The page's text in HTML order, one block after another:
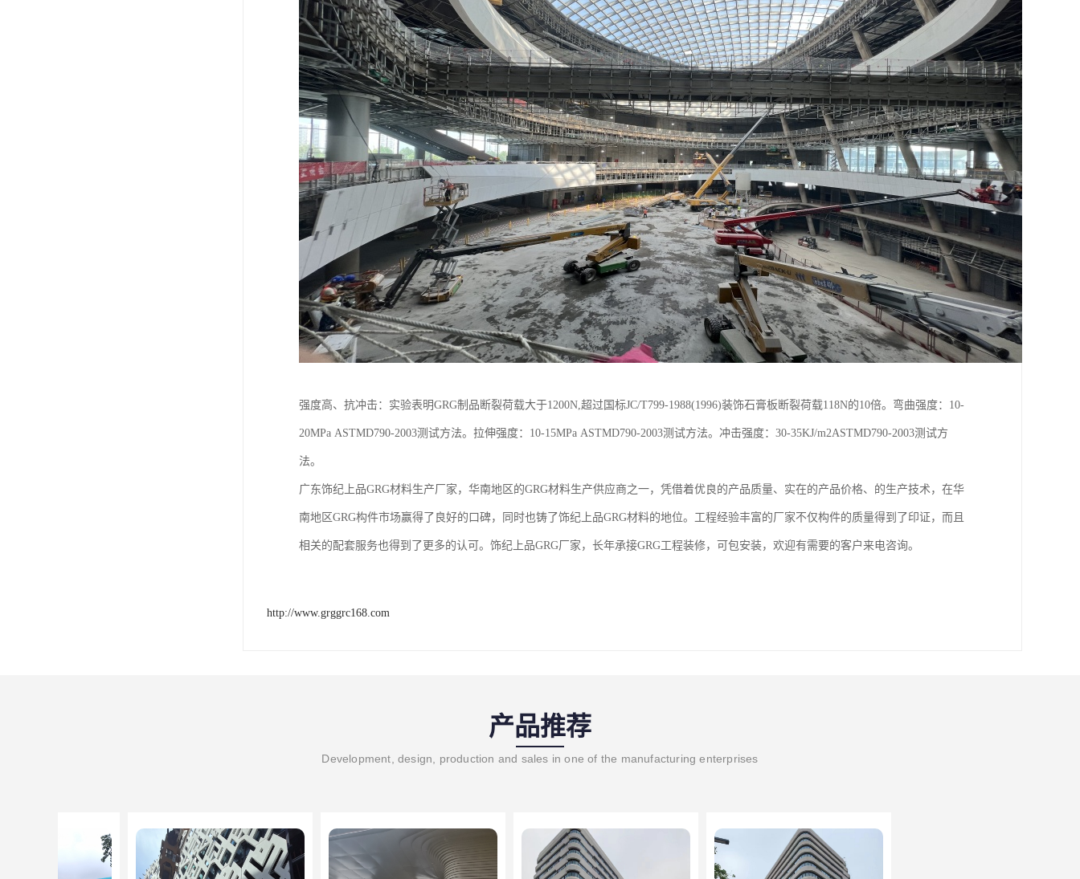
强度高、抗冲击：实验表明GRG制品断裂荷载大于1200N,超过国标JC/T799-1988(1996)装饰石膏板断裂荷载118N的10倍。弯曲强度：10-
20MPa ASTMD790-2003测试方法。拉伸强度：10-15MPa ASTMD790-2003测试方法。冲击强度：30-35KJ/m2ASTMD790-2003测试方
法。
广东饰纪上品GRG材料生产厂家，华南地区的GRG材料生产供应商之一，凭借着优良的产品质量、实在的产品价格、的生产技术，在华
南地区GRG构件市场赢得了良好的口碑，同时也铸了饰纪上品GRG材料的地位。工程经验丰富的厂家不仅构件的质量得到了印证，而且
相关的配套服务也得到了更多的认可。饰纪上品GRG厂家，长年承接GRG工程装修，可包安装，欢迎有需要的客户来电咨询。
http://www.grggrc168.com
产品推荐
Development, design, production and sales in one of the manufacturing enterprises